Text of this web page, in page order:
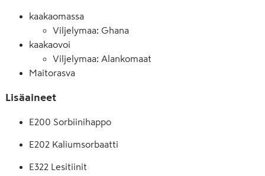
kaakaomassa
Viljelymaa: Ghana
kaakaovoi
Viljelymaa: Alankomaat
Maitorasva
Lisäaineet
E200 Sorbiinihappo
E202 Kaliumsorbaatti
E322 Lesitiinit